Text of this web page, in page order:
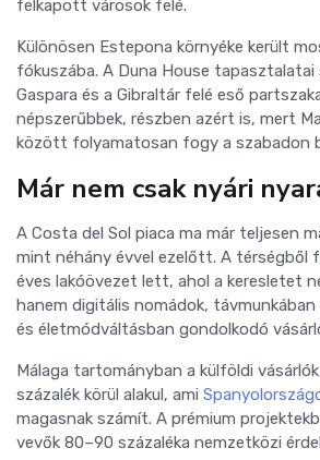
felkapott városok felé.
Különösen Estepona környéke került
fókuszába. A Duna House tapasztalatai
Gaspara és a Gibraltár felé eső
népszerűbbek, részben azért is, mert
között folyamatosan fogy a szabadon
Már nem csak nyári
A Costa del Sol piaca ma már teljesen
mint néhány évvel ezelőtt. A térségből
éves lakóövezet lett, ahol a keresletet
hanem digitális nomádok,
és életmódváltásban gondolkodó
Málaga tartományban a külföldi
százalék körül alakul, ami
magasnak számít. A prémium
vevők 80–90 százaléka nemzetközi